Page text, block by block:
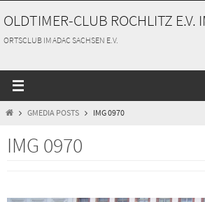
Inhalt
springen
OLDTIMER-CLUB ROCHLITZ E.V.
ORTSCLUB IM ADAC SACHSEN E.V.
STARTGMEDIA POSTS IMG 0970
IMG 0970